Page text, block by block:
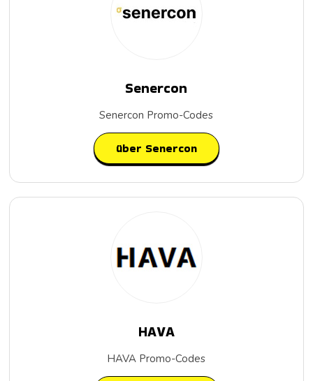
Senercon
Senercon Promo-Codes
über Senercon
HAVA
HAVA Promo-Codes